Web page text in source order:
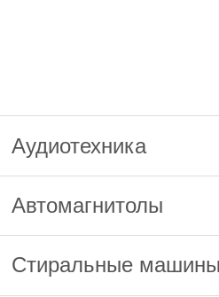
Аудиотехника
Автомагнитолы
Стиральные машины